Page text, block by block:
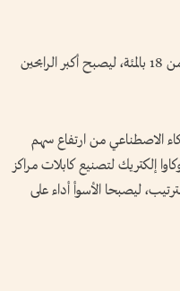
وزاد سهم سومكو لصناعة السيليكون ‌بأكثر من 18 بالمئة، ليصبح أكبر الرابحين
الاصطناعي من ارتفاع سهم
إلكتريك لتصنيع كابلات مراكز
و4.6 بالمئة على ​الترتيب، ليصبحا الأسوأ أداء على